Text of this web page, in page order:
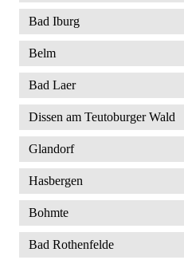
Bad Iburg
Belm
Bad Laer
Dissen am Teutoburger Wald
Glandorf
Hasbergen
Bohmte
Bad Rothenfelde